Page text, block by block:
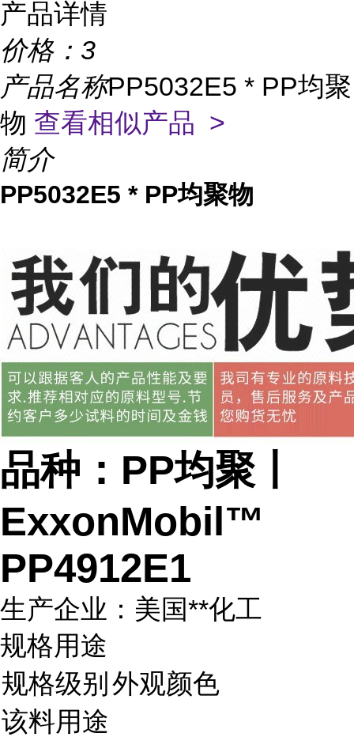
产品详情
价格： 3
产品名称PP5032E5 * PP均聚
物 查看相似产品 >
简介
PP5032E5 * PP均聚物
品种：PP均聚丨
ExxonMobil™
PP4912E1
生产企业：美国**化工
规格用途
规格级别 外观颜色
该料用途